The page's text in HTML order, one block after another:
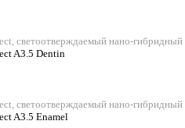
светоотверждаемый нано-гибридный
A3.5 Dentin
светоотверждаемый нано-гибридный
A3.5 Enamel